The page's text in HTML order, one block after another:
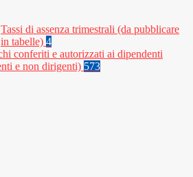
Tassi di assenza trimestrali (da pubblicare
in tabelle) 4
conferiti e autorizzati ai dipendenti
e non dirigenti) 573